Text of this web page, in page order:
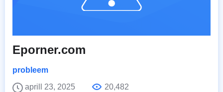
Eporner.com
probleem
aprill 23, 2025
20,482